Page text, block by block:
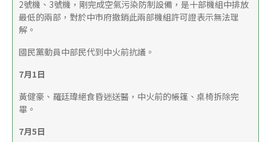
2號機、3號機，剛完成空氣污染防制設備，是十部機組中排放
最低的兩部，對於中市府撤銷此兩部機組許可證表示無法理
解。
國民黨動員中部民代到中火前抗議。
7月1日
黃健豪、羅廷瑋絕食昏迷送醫，中火前的帳篷、桌椅拆除完
畢。
7月5日